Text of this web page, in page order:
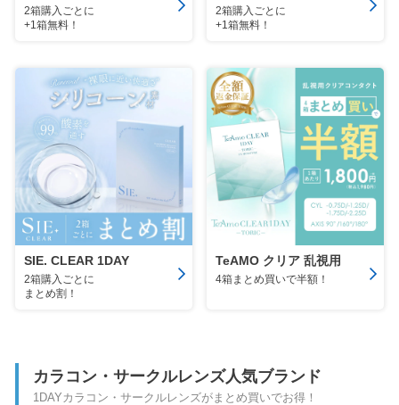
2箱購入ごとに
+1箱無料！
2箱購入ごとに
+1箱無料！
SIE. CLEAR 1DAY
2箱購入ごとに
まとめ割！
TeAMO クリア 乱視用
4箱まとめ買いで半額！
カラコン・サークルレンズ人気ブランド
1DAYカラコン・サークルレンズがまとめ買いでお得！